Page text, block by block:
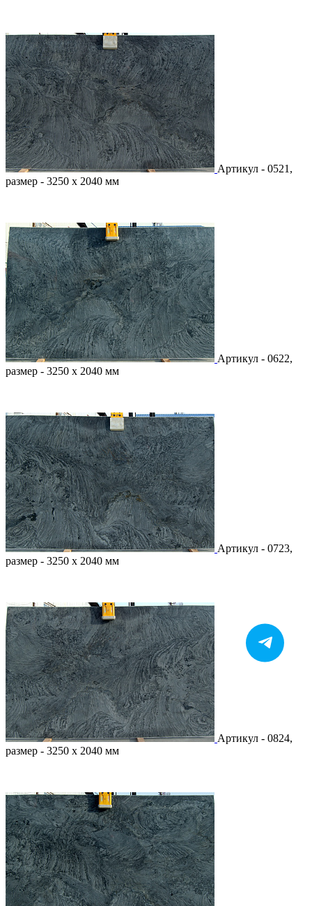
Артикул - 0521,
размер - 3250 х 2040 мм
Артикул - 0622,
размер - 3250 х 2040 мм
Артикул - 0723,
размер - 3250 х 2040 мм
Артикул - 0824,
размер - 3250 х 2040 мм